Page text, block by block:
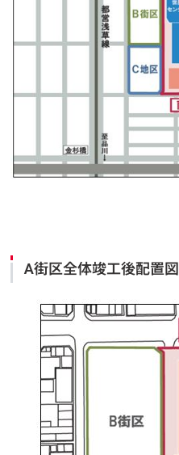
A街区全体竣工後配置図